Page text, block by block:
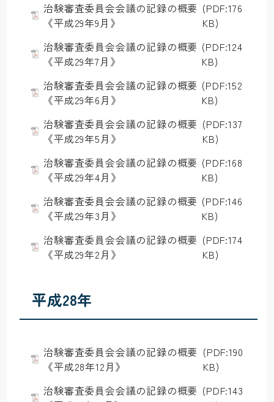
治験審査委員会会議の記録の概要
《平成29年9月》
(PDF:176
KB)
治験審査委員会会議の記録の概要
《平成29年7月》
(PDF:124
KB)
治験審査委員会会議の記録の概要
《平成29年6月》
(PDF:152
KB)
治験審査委員会会議の記録の概要
《平成29年5月》
(PDF:137
KB)
治験審査委員会会議の記録の概要
《平成29年4月》
(PDF:168
KB)
治験審査委員会会議の記録の概要
《平成29年3月》
(PDF:146
KB)
治験審査委員会会議の記録の概要
《平成29年2月》
(PDF:174
KB)
平成28年
治験審査委員会会議の記録の概要
《平成28年12月》
(PDF:190
KB)
治験審査委員会会議の記録の概要 (PDF:143